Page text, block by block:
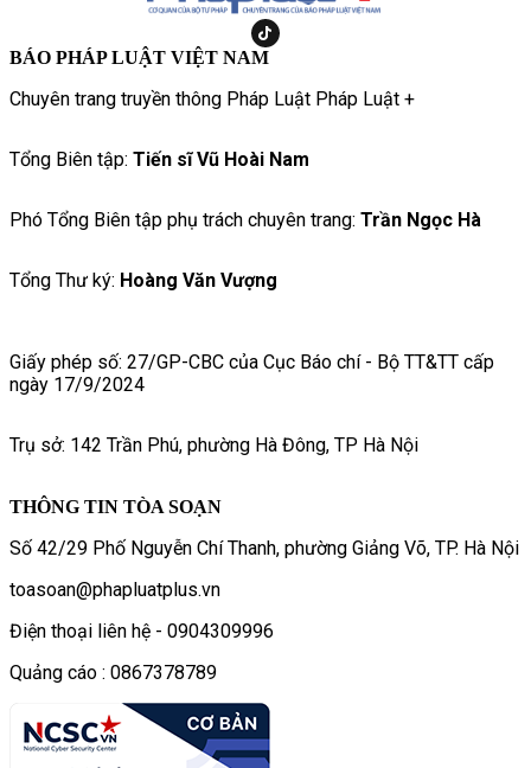
BÁO PHÁP LUẬT VIỆT NAM
Chuyên trang truyền thông Pháp Luật Pháp Luật +
Tổng Biên tập: Tiến sĩ Vũ Hoài Nam
Phó Tổng Biên tập phụ trách chuyên trang: Trần Ngọc Hà
Tổng Thư ký: Hoàng Văn Vượng
Giấy phép số: 27/GP-CBC của Cục Báo chí - Bộ TT&TT cấp
ngày 17/9/2024
Trụ sở: 142 Trần Phú, phường Hà Đông, TP Hà Nội
THÔNG TIN TÒA SOẠN
Số 42/29 Phố Nguyễn Chí Thanh, phường Giảng Võ, TP. Hà Nội
toasoan@phapluatplus.vn
Điện thoại liên hệ - 0904309996
Quảng cáo : 0867378789